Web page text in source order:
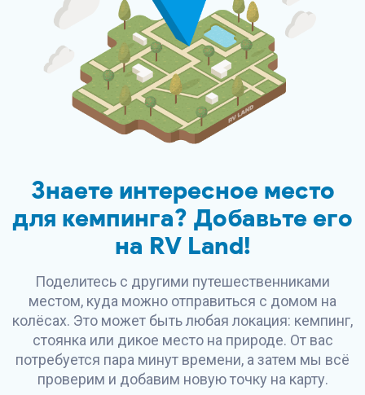
Знаете интересное место
для кемпинга? Добавьте его
на RV Land!
Поделитесь с другими путешественниками
местом, куда можно отправиться с домом на
колёсах. Это может быть любая локация: кемпинг,
стоянка или дикое место на природе. От вас
потребуется пара минут времени, а затем мы всё
проверим и добавим новую точку на карту.